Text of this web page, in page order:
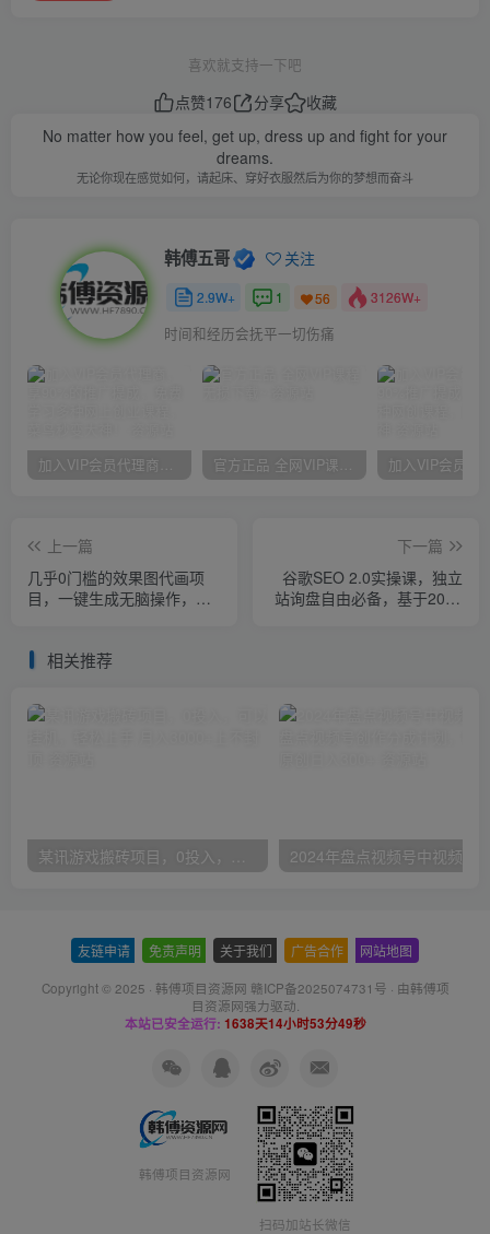
喜欢就支持一下吧
点赞176 分享
收藏
No matter how you feel, get up, dress up and fight for your
dreams.
无论你现在感觉如何，请起床、穿好衣服然后为你的梦想而奋斗
韩傅五哥 关注
2.9W+ 1 56 3126W+
时间和经历会抚平一切伤痛
加入VIP会员代理商，享90%的推广提成，免费学习多种网上创业课程，菜鸟秒变大神！ 官方正品 全网VIP课程 无损下载~
上一篇
几乎0门槛的效果图代画项
目，一键生成无脑操作，轻
下一篇
谷歌SEO 2.0实操课，独立
站询盘自由必备，基于2023
相关推荐
友链申请 免责声明 关于我们 广告合作 网站地图
Copyright © 2025 · 韩傅项目资源网 赣ICP备2025074731号 · 由韩傅项
目资源网强力驱动.
本站已安全运行: 1638天14小时53分49秒
韩傅项目资源网
扫码加站长微信